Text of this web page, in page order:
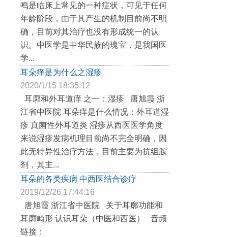
鸣是临床上常见的一种症状，可见于任何
年龄阶段，由于其产生的机制目前尚不明
确，目前对其治疗也没有形成统一的认
识。中医学是中华民族的瑰宝，是我国医
学...
耳朵痒是为什么之湿疹
2020/1/15 18:35:12
耳廓和外耳道痒 之一：湿疹 唐旭霞 浙
江省中医院 耳朵痒是什么情况：外耳道湿
疹 真菌性外耳道炎 湿疹从西医医学角度
来说湿疹发病机理目前尚不完全明确，因
此无特异性治疗方法，目前主要为抗组胺
剂，其主...
耳朵的各类疾病 中西医结合诊疗
2019/12/26 17:44:16
唐旭霞 浙江省中医院 关于耳廓功能和
耳廓畸形 认识耳朵（中医和西医） 音频
链接：